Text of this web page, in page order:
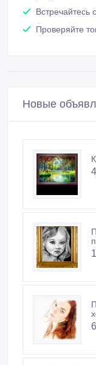
Встречайтесь
Проверяйте
Новые